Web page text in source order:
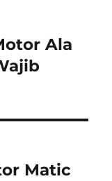
Ala
Matic